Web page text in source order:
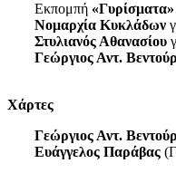
Εκπομπή «Γυρίσματα»
Νομαρχία Κυκλάδων
Στυλιανός Αθανασίου
Γεώργιος Αντ.
Χάρτες
Γεώργιος Αντ.
Ευάγγελος Παράβας